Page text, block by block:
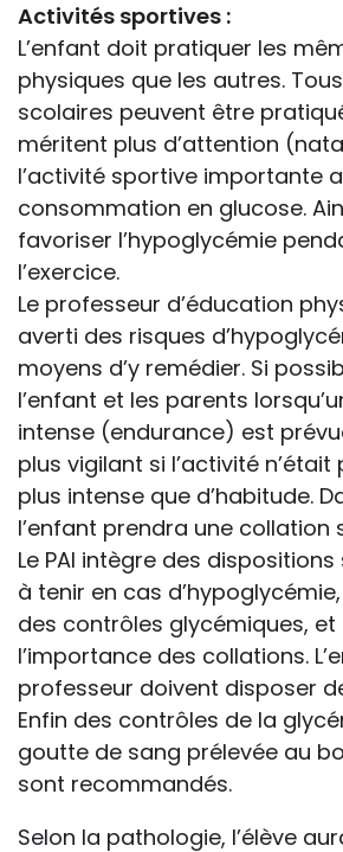
Activités sportives :
L’enfant doit pratiquer les
physiques que les autres.
scolaires peuvent être
méritent plus d’attention
l’activité sportive importante
consommation en glucose.
favoriser l’hypoglycémie
l’exercice.
Le professeur d’éducation
averti des risques
moyens d’y remédier. Si
l’enfant et les parents
intense (endurance) est
plus vigilant si l’activité
plus intense que d’habitude.
l’enfant prendra une collation
Le PAI intègre des
à tenir en cas
des contrôles glycémiques, et
l’importance des collations.
professeur doivent disposer
Enfin des contrôles de la
goutte de sang prélevée au
sont recommandés.
Selon la pathologie, l’élève